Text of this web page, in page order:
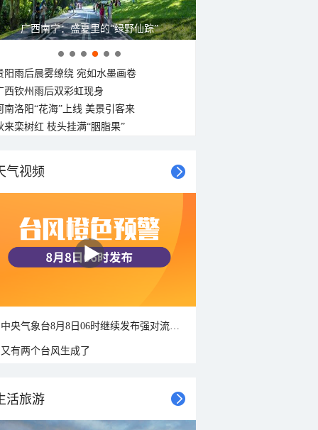
广西南宁：盛夏里的“绿野仙踪”
阳雨后晨雾缭绕 宛如水墨画卷
西钦州雨后双彩虹现身
南洛阳“花海”上线 美景引客来
来栾树红 枝头挂满“胭脂果”
气视频
又有两个台风生成了
活旅游